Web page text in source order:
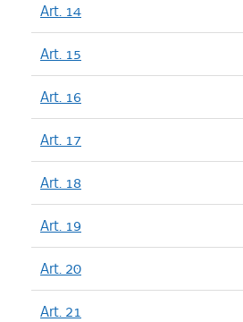
Art. 14
Art. 15
Art. 16
Art. 17
Art. 18
Art. 19
Art. 20
Art. 21